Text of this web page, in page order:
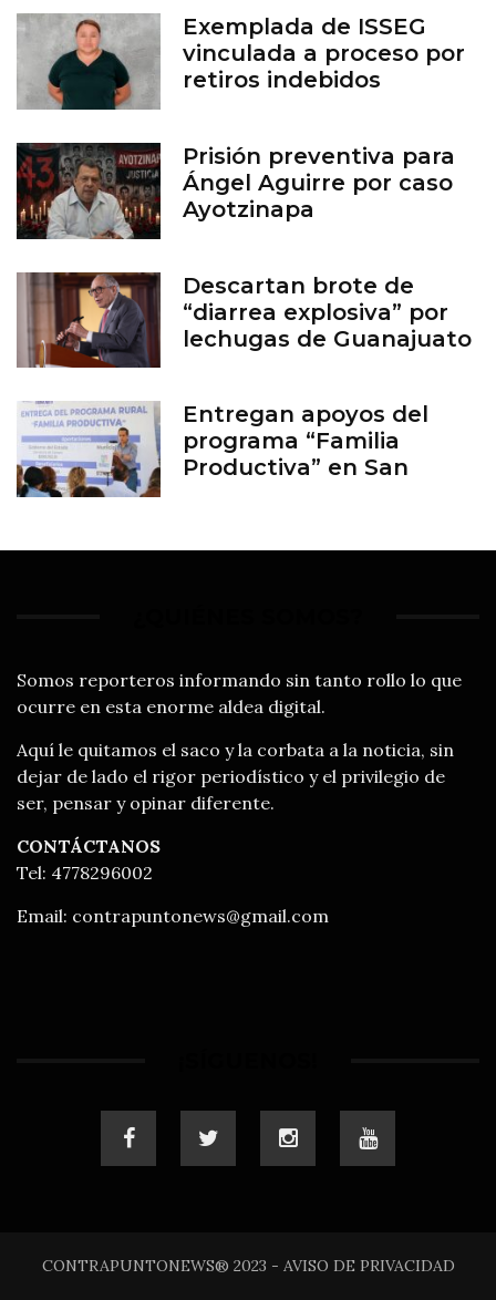
Exemplada de ISSEG
vinculada a proceso por
retiros indebidos
Prisión preventiva para
Ángel Aguirre por caso
Ayotzinapa
Descartan brote de
“diarrea explosiva” por
lechugas de Guanajuato
Entregan apoyos del
programa “Familia
Productiva” en San
Somos reporteros informando sin tanto rollo lo que
ocurre en esta enorme aldea digital.
Aquí le quitamos el saco y la corbata a la noticia, sin
dejar de lado el rigor periodístico y el privilegio de
ser, pensar y opinar diferente.
CONTÁCTANOS
Tel: 4778296002
Email: contrapuntonews@gmail.com
CONTRAPUNTONEWS® 2023 - AVISO DE PRIVACIDAD